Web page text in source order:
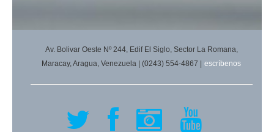
Av. Bolivar Oeste Nº 244, Edif El Siglo, Sector La Romana,
Maracay, Aragua, Venezuela | (0243) 554-4867 |
escríbenos